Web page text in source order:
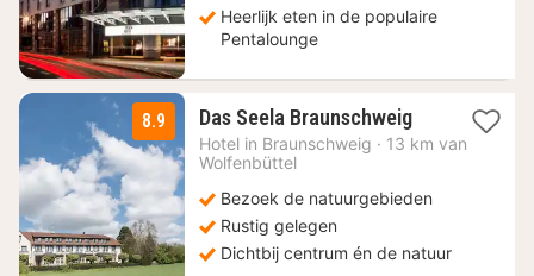
Heerlijk eten in de populaire
Pentalounge
8.9 Das Seela Braunschweig1
nacht
€
Hotel in Braunschweig · 13 km van
Wolfenbüttel
Bezoek de natuurgebieden
Rustig gelegen
Dichtbij centrum én de natuur